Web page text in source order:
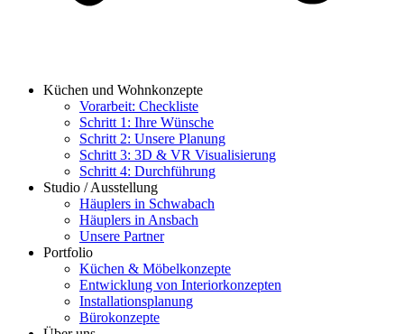
Küchen und Wohnkonzepte
Vorarbeit: Checkliste
Schritt 1: Ihre Wünsche
Schritt 2: Unsere Planung
Schritt 3: 3D & VR Visualisierung
Schritt 4: Durchführung
Studio / Ausstellung
Häuplers in Schwabach
Häuplers in Ansbach
Unsere Partner
Portfolio
Küchen & Möbelkonzepte
Entwicklung von Interiorkonzepten
Installationsplanung
Bürokonzepte